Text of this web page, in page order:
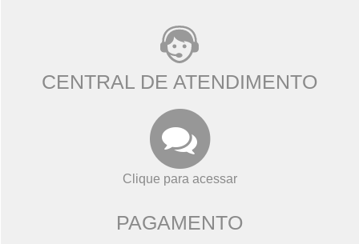
CENTRAL DE ATENDIMENTO
Clique para acessar
PAGAMENTO